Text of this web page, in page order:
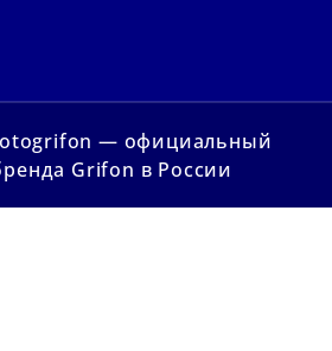
— официальный
Grifon в России